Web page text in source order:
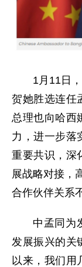
1月11日
贺她胜选连任
总理也向哈西
力，进一步落
重要共识，深
展战略对接，
合作伙伴关系
中孟同为
发展振兴的关
以来，我们用